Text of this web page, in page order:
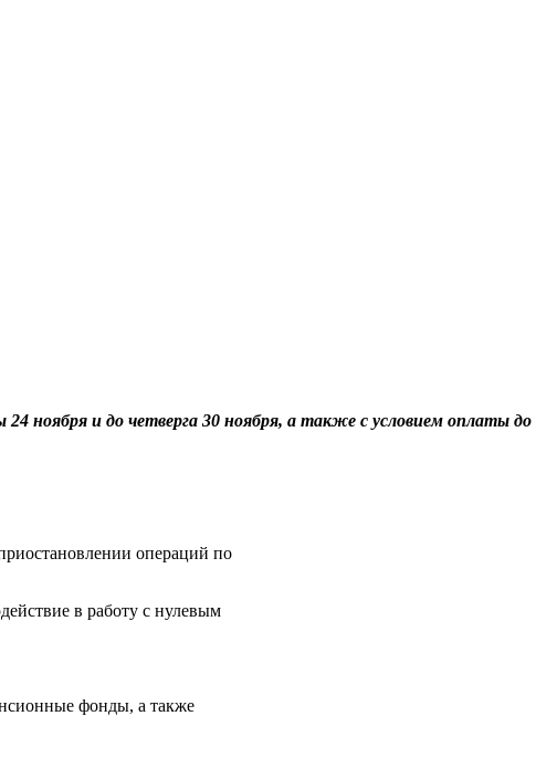
ноября и до четверга 30 ноября, а также с условием оплаты до
операций по
в работу с нулевым
фонды, а также